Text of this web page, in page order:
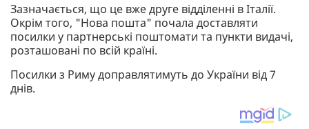
Зазначається, що це вже друге відділенні в Італії.
Окрім того, "Нова пошта" почала доставляти
посилки у партнерські поштомати та пункти видачі,
розташовані по всій країні.
Посилки з Риму доправлятимуть до України від 7
днів.